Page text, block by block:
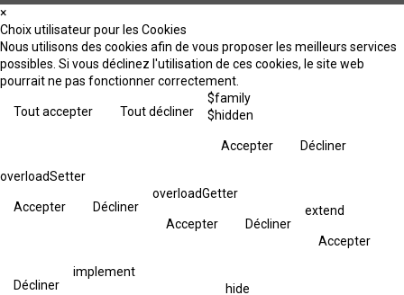
×
Choix utilisateur pour les Cookies
Nous utilisons des cookies afin de vous proposer les meilleurs services
possibles. Si vous déclinez l'utilisation de ces cookies, le site web
pourrait ne pas fonctionner correctement.
Tout accepter Tout décliner
$family
$hidden
Accepter Décliner
overloadSetter
Accepter Décliner
overloadGetter
Accepter Décliner
extend
Accepter
Décliner
implement
hide